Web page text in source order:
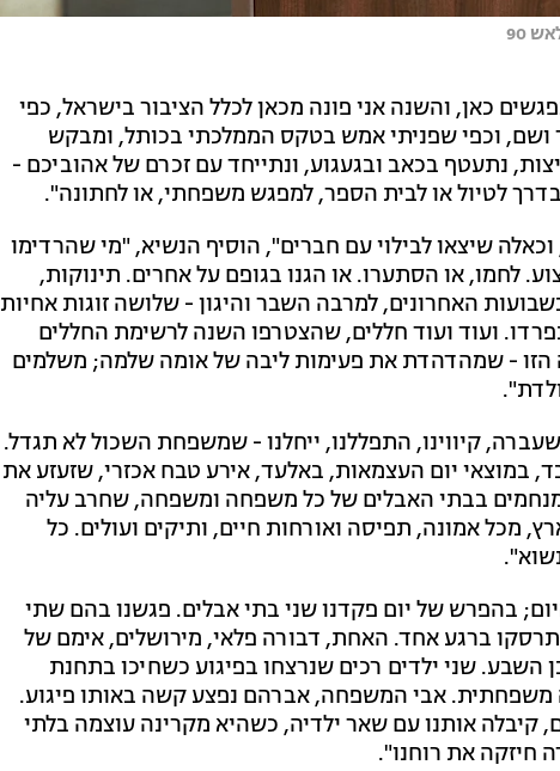
90
כאן, והשנה אני פונה מכאן לכלל הציבור בישראל, כפי
ושם, וכפי שפניתי אמש בטקס הממלכתי בכותל, ומבקש
נתעטף בכאב ובגעגוע, ונתייחד עם זכרם של אהוביכם -
לטיול או לבית הספר, למפגש משפחתי, או לחתונה".
שיצאו לבילוי עם חברים", הוסיף הנשיא, "מי שהרדימו
לחמו, או הסתערו. או הגנו בגופם על אחרים. תינוקות,
האחרונים, למרבה השבר והיגון - שלושה זוגות אחיות
ועוד ועוד חללים, שהצטרפו השנה לרשימת החללים
הזו - שמהדהדת את פעימות ליבה של אומה שלמה; משלמים
קיווינו, התפללנו, ייחלנו - שמשפחת השכול לא תגדל.
במוצאי יום העצמאות, באלעד, אירע טבח אכזרי, שזעזע את
בבתי האבלים של כל משפחה ומשפחה, שחרב עליה
מכל אמונה, תפיסה ואורחות חיים, ותיקים ועולים. כל
בהפרש של יום פקדנו שני בתי אבלים. פגשנו בהם שתי
ברגע אחד. האחת, דבורה פלאי, מירושלים, אימם של
שני ילדים רכים שנרצחו בפיגוע כשחיכו בתחנת
אבי המשפחה, אברהם נפצע קשה באותו פיגוע.
קיבלה אותנו עם שאר ילדיה, כשהיא מקרינה עוצמה בלתי
חיזקה את רוחנו".